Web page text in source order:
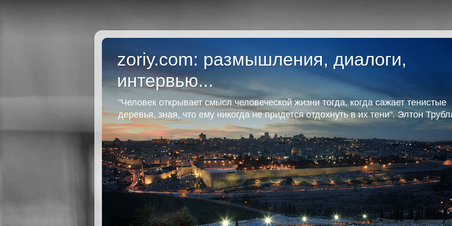
zoriy.com: размышления, диалоги,
интервью...
"Человек открывает смысл человеческой жизни тогда, когда сажает тенистые
деревья, зная, что ему никогда не придется отдохнуть в их тени". Элтон